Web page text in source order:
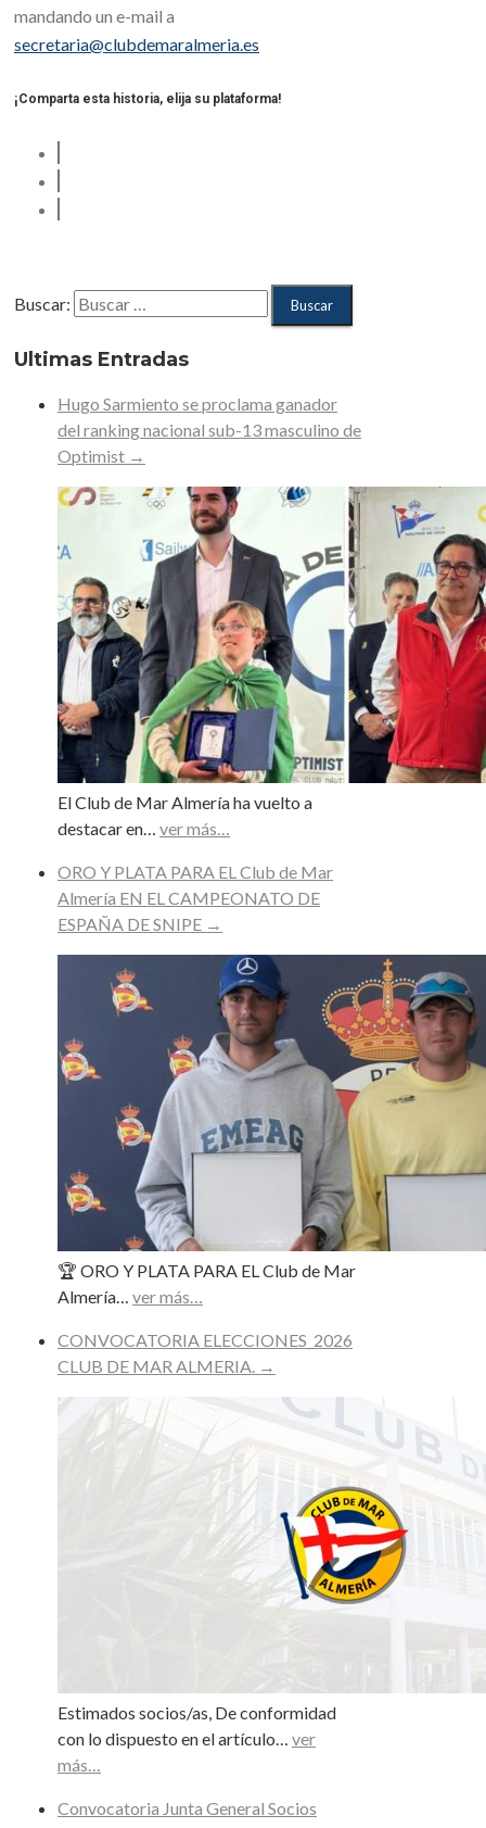
mandando un e-mail a
secretaria@clubdemaralmeria.es
¡Comparta esta historia, elija su plataforma!
Buscar:
Ultimas Entradas
Hugo Sarmiento se proclama ganador
del ranking nacional sub-13 masculino de
Optimist →
El Club de Mar Almería ha vuelto a
destacar en… ver más…
ORO Y PLATA PARA EL Club de Mar
Almería EN EL CAMPEONATO DE
ESPAÑA DE SNIPE →
🏆 ORO Y PLATA PARA EL Club de Mar
Almería… ver más…
CONVOCATORIA ELECCIONES_2026
CLUB DE MAR ALMERIA. →
Estimados socios/as, De conformidad
con lo dispuesto en el artículo… ver
más…
Convocatoria Junta General Socios